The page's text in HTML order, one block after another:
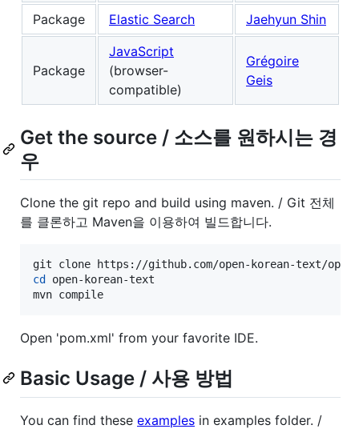
Package
Elastic Search Jaehyun Shin
Package
JavaScript
(browser-
compatible)
Grégoire
Geis
Get the source / 소스를 원하시는 경
우
Clone the git repo and build using maven. / Git 전체
를 클론하고 Maven을 이용하여 빌드합니다.
cd
open-korean-text
mvn compile
Open 'pom.xml' from your favorite IDE.
Basic Usage / 사용 방법
You can find these examples in examples folder. /